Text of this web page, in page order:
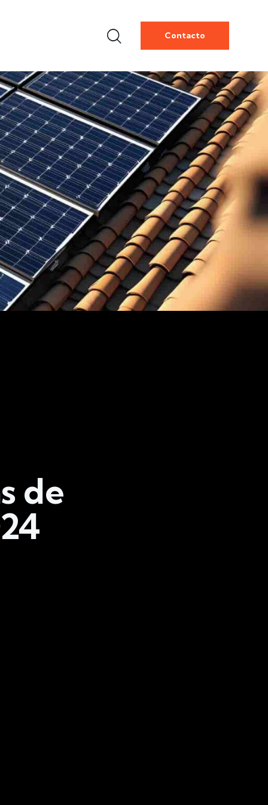
Contacto
de